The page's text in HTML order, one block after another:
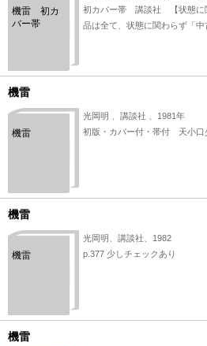
機雷 初カ
バー帯
初カバー帯 講談社 【状態に
品は全て、状態に関わらず「
す。「日本の古本屋」は６段
したが、当店の扱う商品の特
に問題なく良好とお考え下さい
機雷
機雷
光岡明 、講談社 、1981年
初版・カバー付・帯付 天小口
機雷
機雷
光岡明、講談社、1982
p.377 少しチェックあり
機雷